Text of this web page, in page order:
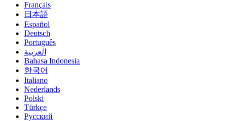
Français
日本語
Español
Deutsch
Português
العربية
Bahasa Indonesia
한국어
Italiano
Nederlands
Polski
Türkçe
Русский